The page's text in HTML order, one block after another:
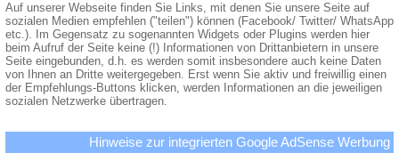
Auf unserer Webseite finden Sie Links, mit denen Sie unsere Seite auf
sozialen Medien empfehlen ("teilen") können (Facebook/ Twitter/ WhatsApp
etc.). Im Gegensatz zu sogenannten Widgets oder Plugins werden hier
beim Aufruf der Seite keine (!) Informationen von Drittanbietern in unsere
Seite eingebunden, d.h. es werden somit insbesondere auch keine Daten
von Ihnen an Dritte weitergegeben. Erst wenn Sie aktiv und freiwillig einen
der Empfehlungs-Buttons klicken, werden Informationen an die jeweiligen
sozialen Netzwerke übertragen.
Hinweise zur integrierten Google AdSense Werbung